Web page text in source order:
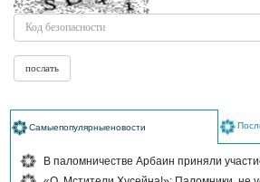
Самыепопулярныеновости
В паломничестве Арбаин приняли